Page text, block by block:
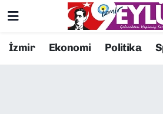
İzmir Ekonomi Politika
Resmi İlanlar
Konak Nöbetçi Eczaneler